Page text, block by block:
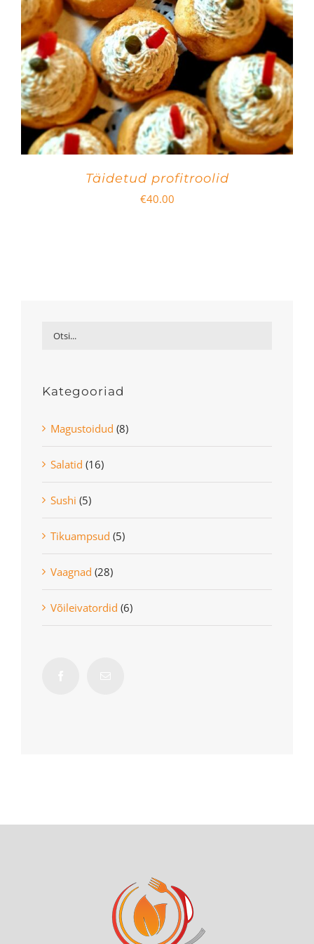
Täidetud profitroolid
€40.00
Kategooriad
Magustoidud (8)
Salatid (16)
Sushi (5)
Tikuampsud (5)
Vaagnad (28)
Võileivatordid (6)